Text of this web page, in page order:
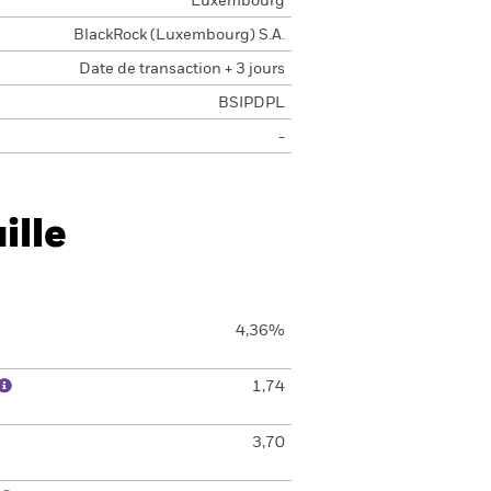
BlackRock (Luxembourg) S.A.
Date de transaction + 3 jours
BSIPDPL
-
4,36%
1,74
3,70